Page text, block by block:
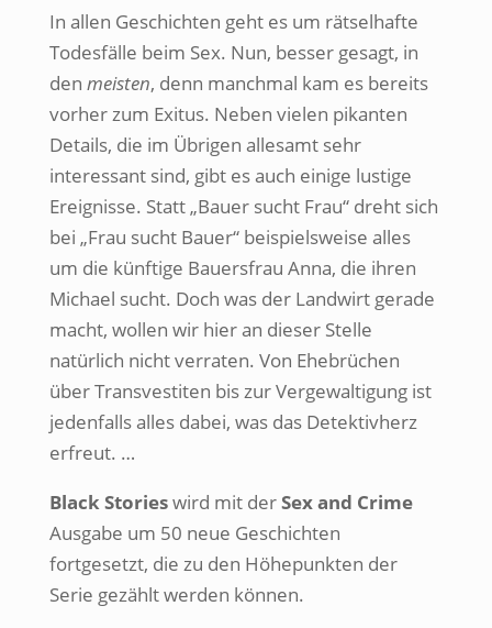
In allen Geschichten geht es um rätselhafte
Todesfälle beim Sex. Nun, besser gesagt, in
den meisten, denn manchmal kam es bereits
vorher zum Exitus. Neben vielen pikanten
Details, die im Übrigen allesamt sehr
interessant sind, gibt es auch einige lustige
Ereignisse. Statt „Bauer sucht Frau“ dreht sich
bei „Frau sucht Bauer“ beispielsweise alles
um die künftige Bauersfrau Anna, die ihren
Michael sucht. Doch was der Landwirt gerade
macht, wollen wir hier an dieser Stelle
natürlich nicht verraten. Von Ehebrüchen
über Transvestiten bis zur Vergewaltigung ist
jedenfalls alles dabei, was das Detektivherz
erfreut. …
Black Storieswird mit derSex and Crime
Ausgabe um 50 neue Geschichten
fortgesetzt, die zu den Höhepunkten der
Serie gezählt werden können.